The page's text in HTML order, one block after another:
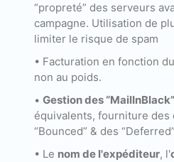
“propreté” des serveurs
campagne. Utilisation de
limiter le risque de spam
• Facturation en fonction
non au poids.
• Gestion des “MailInBlack”
équivalents, fourniture des
“Bounced” & des
• Le nom de l'expéditeur, l'